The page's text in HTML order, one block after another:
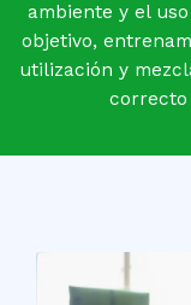
ambiente y el
objetivo,
utilización y
correcto